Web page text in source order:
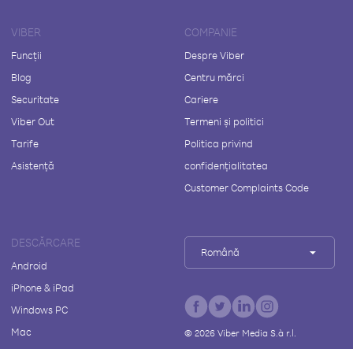
VIBER
Funcții
Blog
Securitate
Viber Out
Tarife
Asistență
COMPANIE
Despre Viber
Centru mărci
Cariere
Termeni și politici
Politica privind
confidențialitatea
Customer Complaints Code
DESCĂRCARE
Android
iPhone & iPad
Windows PC
Mac
Română
© 2026Viber Media S.à r.l.